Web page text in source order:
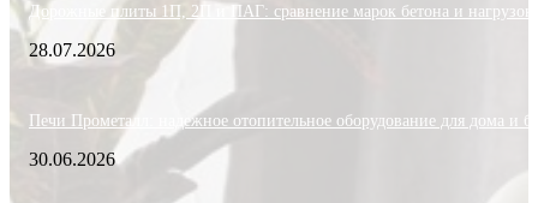
Дорожные плиты 1П, 2П и ПАГ: сравнение марок бетона и нагрузок
28.07.2026
Печи Прометалл: надежное отопительное оборудование для дома и
30.06.2026